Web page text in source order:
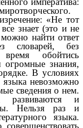
«Не тот
знает (это и не
найти ответ
словарей, без
обойтись
огромные знания,
В условиях
языка невозможно
сведения о нем.
развиваются и
Нельзя раз и
языка.